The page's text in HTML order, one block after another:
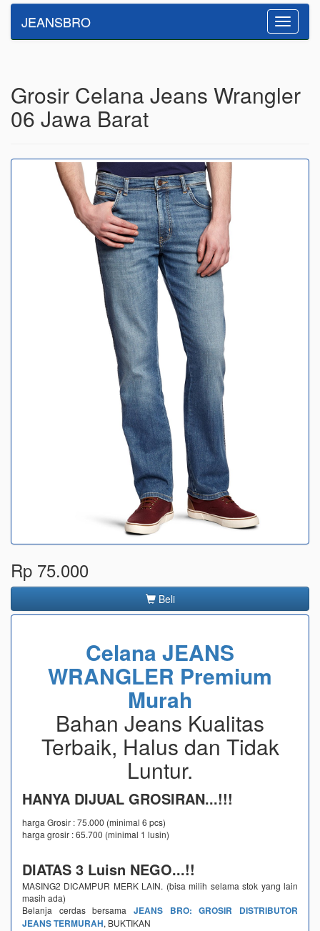
Toggle
JEANSBRO
Grosir Celana Jeans Wrangler
06 Jawa Barat
Rp 75.000
Beli
Celana JEANS
WRANGLER Premium
Murah
Bahan Jeans Kualitas
Terbaik, Halus dan Tidak
Luntur.
HANYA DIJUAL GROSIRAN...!!!
harga Grosir : 75.000 (minimal 6 pcs)
harga grosir : 65.700 (minimal 1 lusin)
DIATAS 3 Luisn NEGO...!!
MASING2 DICAMPUR MERK LAIN. (bisa milih selama stok yang lain
masih ada)
Belanja cerdas bersama JEANS BRO: GROSIR DISTRIBUTOR
JEANS TERMURAH, BUKTIKAN